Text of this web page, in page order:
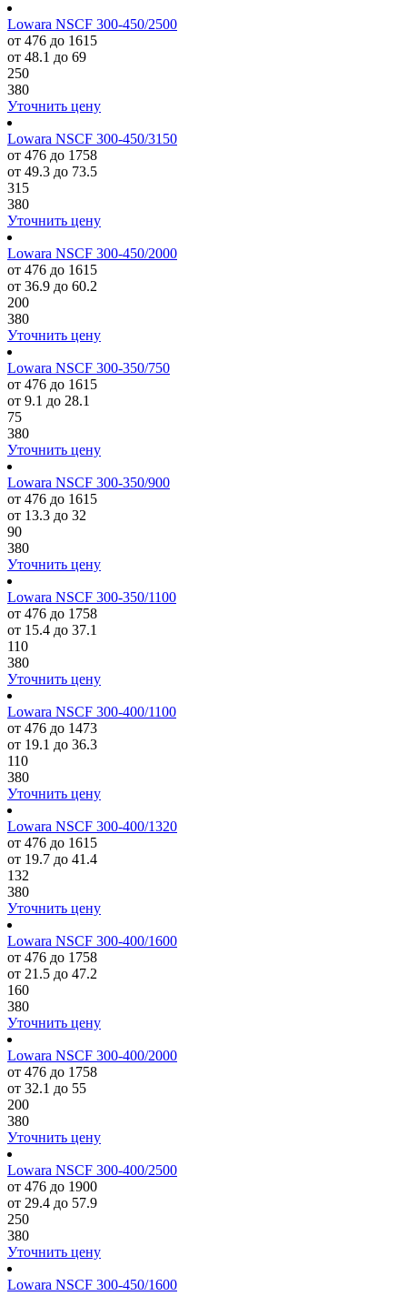
Lowara NSCF 300-450/2500
от 476 до 1615
от 48.1 до 69
250
380
Уточнить цену
Lowara NSCF 300-450/3150
от 476 до 1758
от 49.3 до 73.5
315
380
Уточнить цену
Lowara NSCF 300-450/2000
от 476 до 1615
от 36.9 до 60.2
200
380
Уточнить цену
Lowara NSCF 300-350/750
от 476 до 1615
от 9.1 до 28.1
75
380
Уточнить цену
Lowara NSCF 300-350/900
от 476 до 1615
от 13.3 до 32
90
380
Уточнить цену
Lowara NSCF 300-350/1100
от 476 до 1758
от 15.4 до 37.1
110
380
Уточнить цену
Lowara NSCF 300-400/1100
от 476 до 1473
от 19.1 до 36.3
110
380
Уточнить цену
Lowara NSCF 300-400/1320
от 476 до 1615
от 19.7 до 41.4
132
380
Уточнить цену
Lowara NSCF 300-400/1600
от 476 до 1758
от 21.5 до 47.2
160
380
Уточнить цену
Lowara NSCF 300-400/2000
от 476 до 1758
от 32.1 до 55
200
380
Уточнить цену
Lowara NSCF 300-400/2500
от 476 до 1900
от 29.4 до 57.9
250
380
Уточнить цену
Lowara NSCF 300-450/1600